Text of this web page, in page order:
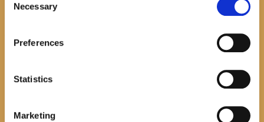
Selection
Necessary
Preferences
Statistics
Marketing
Planirana događanja
Općinska knjižnica Hrvatska sloga Gradac prvi put je osnovana
1899.g., pokretač i osnivač bio je ondašnji općinski načelnik Petar
Pratite nas